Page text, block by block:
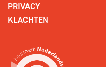
PRIVACY
KLACHTEN